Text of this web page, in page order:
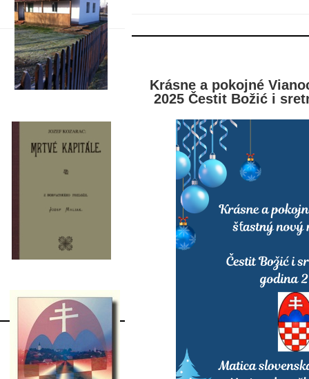
Krásne a pokojné
2025 Čestit Božić i